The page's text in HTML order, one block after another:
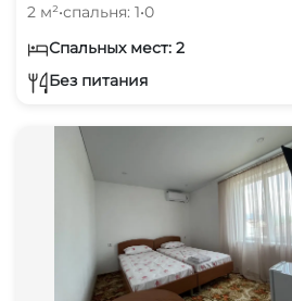
2 м²•спальня: 1•0
Спальных мест: 2
Без питания